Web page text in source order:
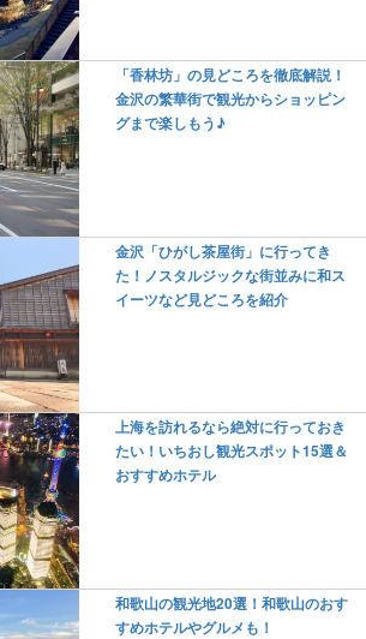
「香林坊」の見どころを徹底解説！
金沢の繁華街で観光からショッピン
グまで楽しもう♪
金沢「ひがし茶屋街」に行ってき
た！ノスタルジックな街並みに和ス
イーツなど見どころを紹介
上海を訪れるなら絶対に行っておき
たい！いちおし観光スポット15選＆
おすすめホテル
和歌山の観光地20選！和歌山のおす
すめホテルやグルメも！